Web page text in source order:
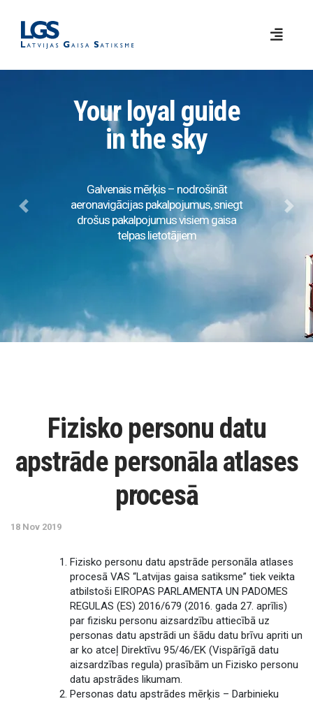
Your loyal guide
in the sky
Galvenais mērķis – nodrošināt
aeronavigācijas pakalpojumus, sniegt
drošus pakalpojumus visiem gaisa
telpas lietotājiem
Previous Next
Fizisko personu datu
apstrāde personāla atlases
procesā
18 Nov 2019
Fizisko personu datu apstrāde personāla atlases
procesā VAS “Latvijas gaisa satiksme” tiek veikta
atbilstoši EIROPAS PARLAMENTA UN PADOMES
REGULAS (ES) 2016/679 (2016. gada 27. aprīlis)
par fizisku personu aizsardzību attiecībā uz
personas datu apstrādi un šādu datu brīvu apriti un
ar ko atceļ Direktīvu 95/46/EK (Vispārīgā datu
aizsardzības regula) prasībām un Fizisko personu
datu apstrādes likumam.
Personas datu apstrādes mērķis – Darbinieku